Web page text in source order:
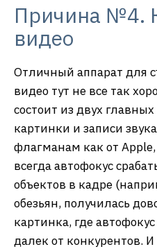
Причина №4.
видео
Отличный аппарат для
видео тут не все так
состоит из двух
картинки и записи
флагманам как от Apple,
всегда автофокус
объектов в кадре
обезьян, получилась
картинка, где
далек от конкурентов.